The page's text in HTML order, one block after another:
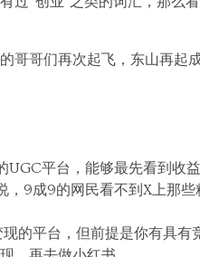
哥们再次起飞，东山再起
平台，能够最先看到收益
9成9的网民看不到X上那些
的平台，但前提是你有具有